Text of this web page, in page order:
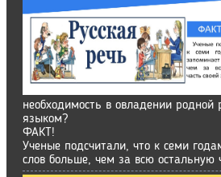
необходимость в овладении
языком?
ФАКТ!
Ученые подсчитали, что к семи
слов больше, чем за всю остальную